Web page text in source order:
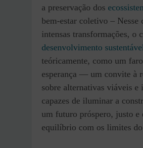
a preservação dos
bem-estar coletivo – Nesse
intensas transformações, o
desenvolvimento
teóricamente, como um
esperança — um convite à
sobre alternativas viáveis e
capazes de iluminar a
um futuro próspero, justo e
equilíbrio com os limites do